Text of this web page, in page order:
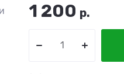
1 200 р.